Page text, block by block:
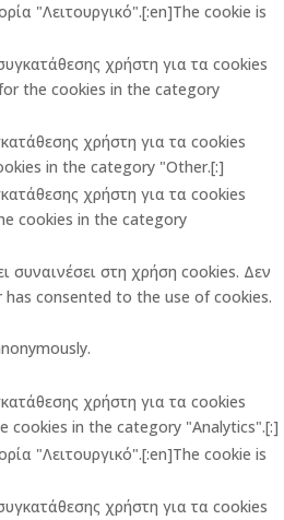
"Λειτουργικό".[:en]The cookie is
χρήστη για τα cookies
the cookies in the category
χρήστη για τα cookies
in the category "Other.[:]
χρήστη για τα cookies
cookies in the category
συναινέσει στη χρήση cookies. Δεν
consented to the use of cookies.
χρήστη για τα cookies
cookies in the category "Analytics".[:]
"Λειτουργικό".[:en]The cookie is
χρήστη για τα cookies